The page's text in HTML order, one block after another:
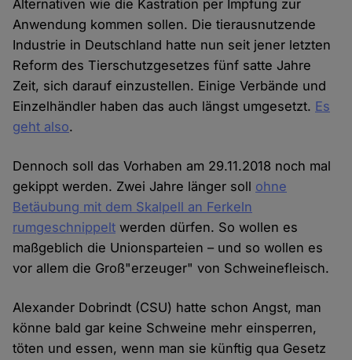
Alternativen wie die Kastration per Impfung zur
Anwendung kommen sollen. Die tierausnutzende
Industrie in Deutschland hatte nun seit jener letzten
Reform des Tierschutzgesetzes fünf satte Jahre
Zeit, sich darauf einzustellen. Einige Verbände und
Einzelhändler haben das auch längst umgesetzt. Es
geht also.
Dennoch soll das Vorhaben am 29.11.2018 noch mal
gekippt werden. Zwei Jahre länger soll ohne
Betäubung mit dem Skalpell an Ferkeln
rumgeschnippelt werden dürfen. So wollen es
maßgeblich die Unionsparteien – und so wollen es
vor allem die Groß"erzeuger" von Schweinefleisch.
Alexander Dobrindt (CSU) hatte schon Angst, man
könne bald gar keine Schweine mehr einsperren,
töten und essen, wenn man sie künftig qua Gesetz